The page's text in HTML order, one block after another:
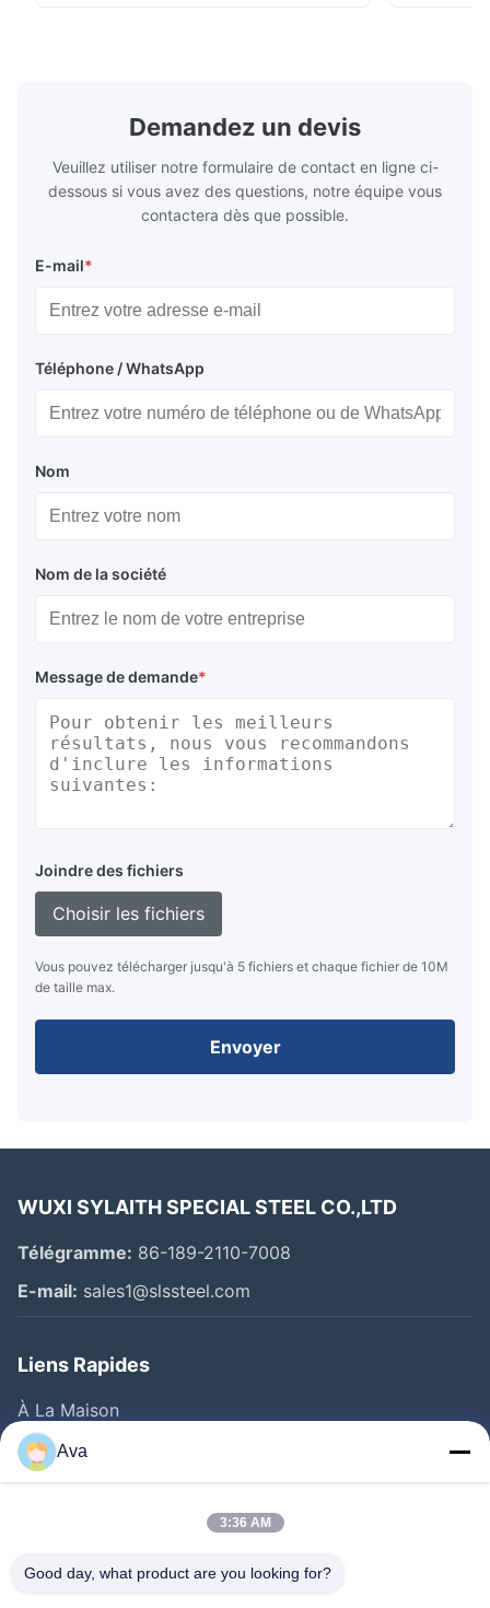
Demandez un devis
Veuillez utiliser notre formulaire de contact en ligne ci-
dessous si vous avez des questions, notre équipe vous
contactera dès que possible.
E-mail*
Téléphone / WhatsApp
Nom
Nom de la société
Message de demande*
Joindre des fichiers
Choisir les fichiers
Vous pouvez télécharger jusqu'à 5 fichiers et chaque fichier de 10M
de taille max.
Envoyer
WUXI SYLAITH SPECIAL STEEL CO.,LTD
Télégramme: 86-189-2110-7008
E-mail: sales1@slssteel.com
Liens Rapides
À La Maison
Produits
Vidéos
Visite De L'usine
Ava
3:36 AM
Good day, what product are you looking for?